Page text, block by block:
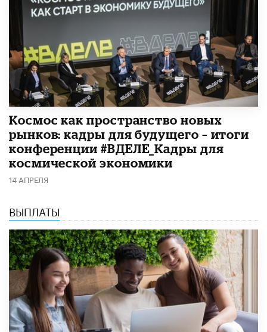
Космос как пространство новых
рынков: кадры для будущего – итоги
конференции #ВДЕЛЕ_Кадры для
космической экономики
14 АПРЕЛЯ
ВЫПЛАТЫ